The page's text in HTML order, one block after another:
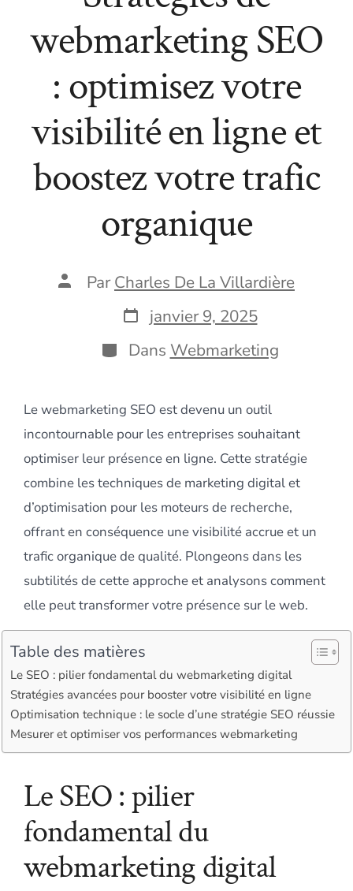
webmarketing SEO
: optimisez votre
visibilité en ligne et
boostez votre trafic
organique
Auteur
publication
ParCharles De La Villardière
Date
de
publication
janvier 9, 2025
Catégories
Dans Webmarketing
Le webmarketing SEO est devenu un outil
incontournable pour les entreprises souhaitant
optimiser leur présence en ligne. Cette stratégie
combine les techniques de marketing digital et
d’optimisation pour les moteurs de recherche,
offrant en conséquence une visibilité accrue et un
trafic organique de qualité. Plongeons dans les
subtilités de cette approche et analysons comment
elle peut transformer votre présence sur le web.
Table des matières
Le SEO : pilier fondamental du webmarketing digital
Stratégies avancées pour booster votre visibilité en ligne
Optimisation technique : le socle d’une stratégie SEO réussie
Mesurer et optimiser vos performances webmarketing
Le SEO : pilier
fondamental du
webmarketing digital